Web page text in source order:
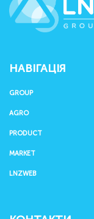
НАВІГАЦІЯ
GROUP
AGRO
PRODUCT
MARKET
LNZWEB